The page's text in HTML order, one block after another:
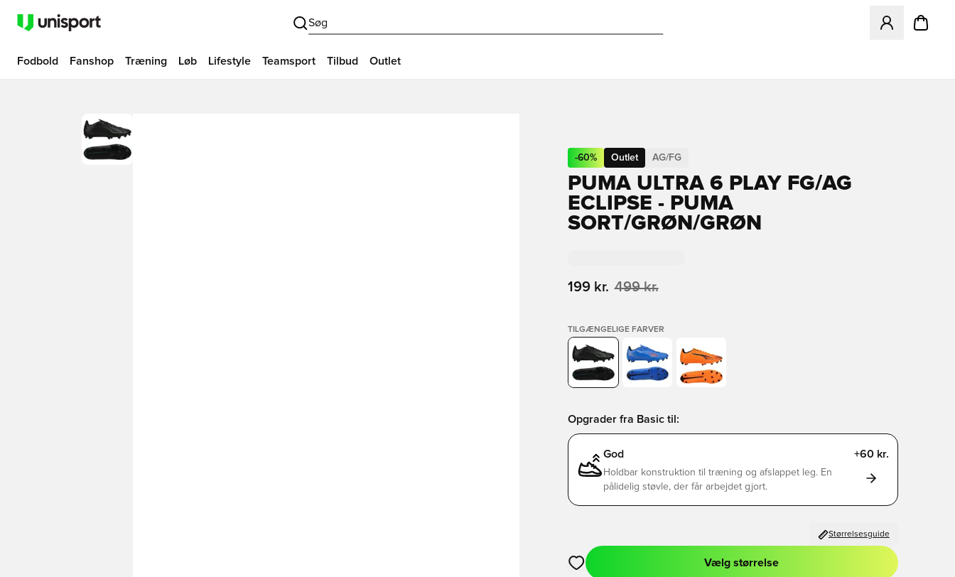
Søg
Åbner en
Fodbold Fanshop Træning Løb Lifestyle Teamsport Tilbud Outlet
-60% Outlet AG/FG
PUMA ULTRA 6 PLAY FG/AG
ECLIPSE - PUMA
SORT/GRØN/GRØN
199 kr. 499 kr.
TILGÆNGELIGE FARVER
Opgrader fra Basic til:
God +60 kr.
Holdbar konstruktion til træning og afslappet leg. En
pålidelig støvle, der får arbejdet gjort.
Størrelsesguide
Åbner en Modal til at logge ind eller tilmelde dig som medlem
Vælg størrelse